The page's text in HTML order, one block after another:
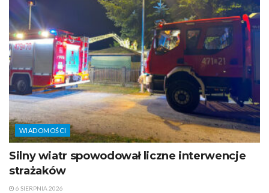
WIADOMOŚCI
Silny wiatr spowodował liczne interwencje
strażaków
6 SIERPNIA 2026